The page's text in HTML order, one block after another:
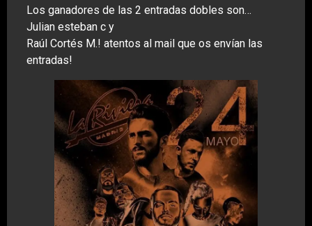
Los ganadores de las 2 entradas dobles son…
Julian esteban c y
Raúl Cortés M.! atentos al mail que os envían las
entradas!